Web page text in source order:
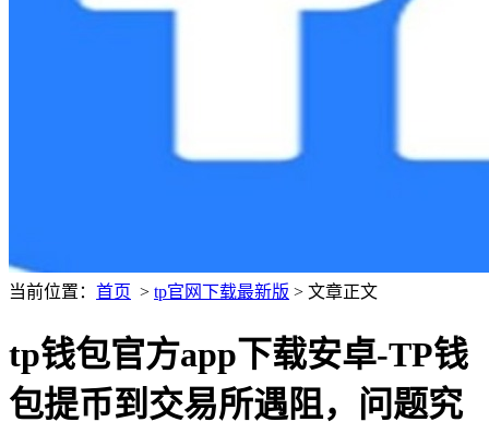
当前位置： 首页 > tp官网下载最新版 > 文章正文
tp钱包官方app下载安卓-TP钱
包提币到交易所遇阻，问题究